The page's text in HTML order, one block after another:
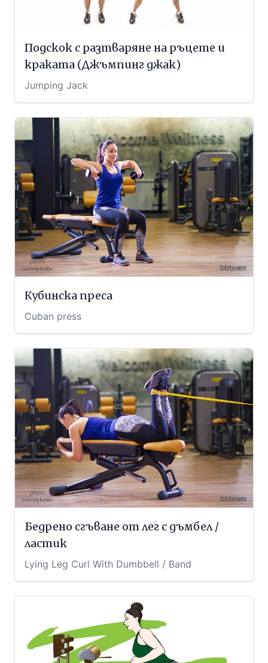
Подскок с разтваряне на ръцете и
краката (Джъмпинг джак)
Jumping Jack
Кубинска преса
Cuban press
Бедрено сгъване от лег с дъмбел /
ластик
Lying Leg Curl With Dumbbell / Band